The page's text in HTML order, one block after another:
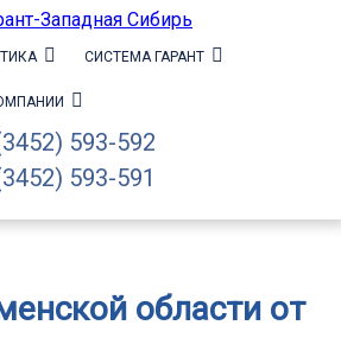
СИСТЕМА ГАРАНТ
593-592
593-591
области от